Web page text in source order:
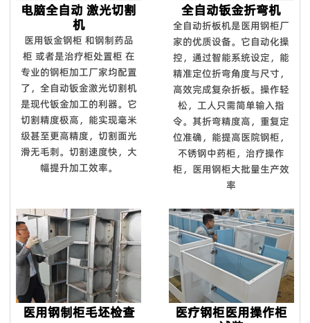
电脑全自动 激光切割
机
医用钣金钢柜 和钢制药品
柜 或者是治疗柜处置柜 在
专业的钢柜加工厂家均配置
了，全自动钣金激光切割机
是现代钣金加工的利器。它
切割精度极高，能实现毫米
级甚至更高精度，切割面光
滑无毛刺。切割速度快，大
幅提升加工效率。
全自动钣金折弯机
全自动折板机是医用钢柜厂
家的优质设备。它自动化操
控，通过智能系统设定，能
精准定位折弯角度与尺寸，
高效完成复杂折板。操作轻
松，工人只需简单输入指
令。其折弯精度高，重复定
位准确，能提高医院钢柜，
不锈钢中药柜，治疗操作
柜，医用钢柜大批量生产效
率
医用钢制柜毛坯检查
医疗钢柜医用操作柜